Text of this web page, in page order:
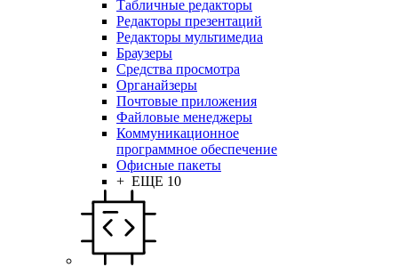
Табличные редакторы
Редакторы презентаций
Редакторы мультимедиа
Браузеры
Средства просмотра
Органайзеры
Почтовые приложения
Файловые менеджеры
Коммуникационное
программное обеспечение
Офисные пакеты
+ ЕЩЕ 10